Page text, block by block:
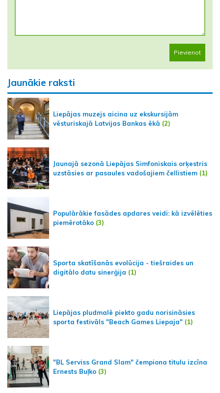
Pievienot
Jaunākie raksti
Liepājas muzejs aicina uz ekskursijām
vēsturiskajā Latvijas Bankas ēkā (2)
Jaunajā sezonā Liepājas Simfoniskais orķestris
uzstāsies ar pasaules vadošajiem čellistiem (1)
Populārākie fasādes apdares veidi: kā izvēlēties
piemērotāko (3)
Sporta skatīšanās evolūcija - tiešraides un
digitālo datu sinerģija (1)
Liepājas pludmalē piekto gadu norisināsies
sporta festivāls "Beach Games Liepaja" (1)
"BL Serviss Grand Slam" čempiona titulu izcīna
Ernests Buļko (3)